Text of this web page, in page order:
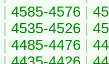
| 4585-4576 |
| 4535-4526 |
| 4485-4476 |